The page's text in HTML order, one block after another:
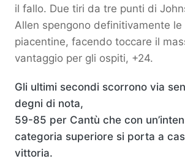
il fallo. Due tiri da tre punti di
Allen spengono definitivamente le
piacentine, facendo toccare il
vantaggio per gli ospiti, +24.
Gli ultimi secondi scorrono via
degni di nota,
59-85 per Cantù che con
categoria superiore si porta a
vittoria.